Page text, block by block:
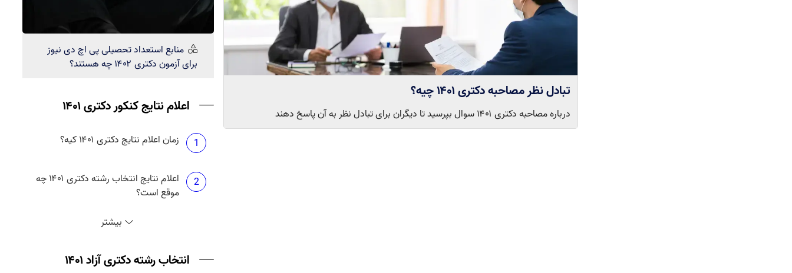
تبادل نظر مصاحبه دکتری ۱۴۰۱ چیه؟
درباره مصاحبه دکتری ۱۴۰۱ سوال بپرسید تا دیگران برای تبادل نظر به آن پاسخ دهند
منابع استعداد تحصیلیپی اچ دی نیوز
برای آزمون دکتری ۱۴۰۲ چه هستند؟
اعلام نتایج کنکور دکتری ۱۴۰۱
1 زمان اعلام نتایج دکتری ۱۴۰۱ کیه؟
2
اعلام نتایج انتخاب رشته دکتری ۱۴۰۱ چه
موقع است؟
نتایج دکتری بدون آزمون دانشگاه آزاد
بیشتر
انتخاب رشته دکتری آزاد ۱۴۰۱